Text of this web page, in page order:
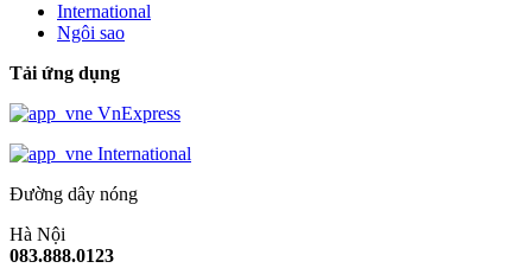
International
Ngôi sao
Tải ứng dụng
VnExpress
International
Đường dây nóng
Hà Nội
083.888.0123